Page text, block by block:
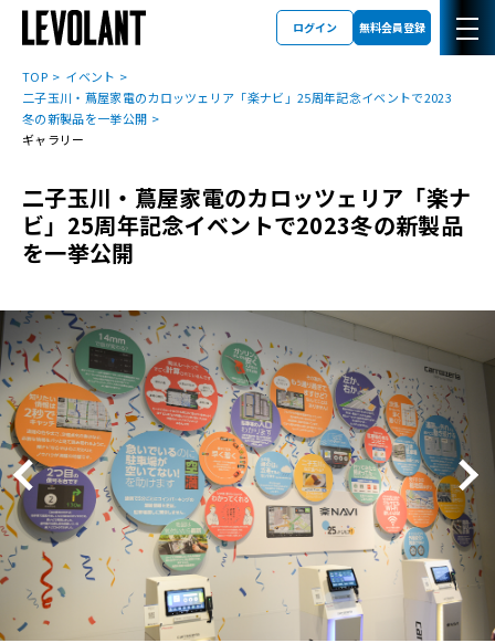
ログイン 無料会員登録
TOP
イベント
二子玉川・蔦屋家電のカロッツェリア「楽ナビ」25周年記念イベントで2023
冬の新製品を一挙公開
ギャラリー
二子玉川・蔦屋家電のカロッツェリア「楽ナ
ビ」25周年記念イベントで2023冬の新製品
を一挙公開